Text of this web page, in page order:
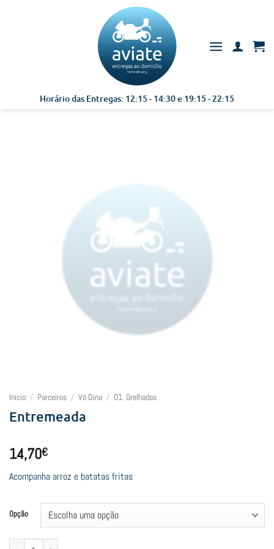
Horário das Entregas: 12:15 - 14:30 e 19:15 - 22:15
Início / Parceiros / Vó Dina / 01. Grelhados
Entremeada
14,70€
Acompanha arroz e batatas fritas
Opção
Quantidade de Entremeada